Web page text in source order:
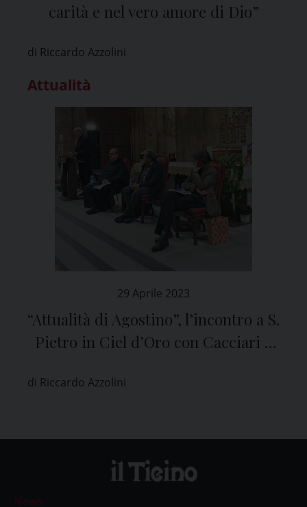
carità e nel vero amore di Dio”
di Riccardo Azzolini
Attualità
29 Aprile 2023
“Attualità di Agostino”, l’incontro a S.
Pietro in Ciel d’Oro con Cacciari e
di Riccardo Azzolini
News